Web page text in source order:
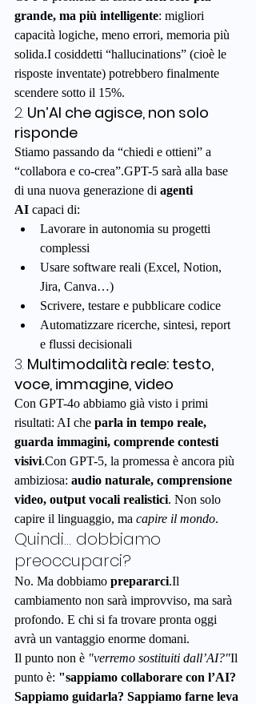
grande, ma più intelligente: migliori
capacità logiche, meno errori, memoria più
solida.I cosiddetti “hallucinations” (cioè le
risposte inventate) potrebbero finalmente
scendere sotto il 15%.
2. Un’AI che agisce, non solo
risponde
Stiamo passando da “chiedi e ottieni” a
“collabora e co-crea”.GPT-5 sarà alla base
di una nuova generazione di agenti
AI capaci di:
Lavorare in autonomia su progetti
complessi
Usare software reali (Excel, Notion,
Jira, Canva…)
Scrivere, testare e pubblicare codice
Automatizzare ricerche, sintesi, report
e flussi decisionali
3. Multimodalità reale: testo,
voce, immagine, video
Con GPT-4o abbiamo già visto i primi
risultati: AI che parla in tempo reale,
guarda immagini, comprende contesti
visivi.Con GPT-5, la promessa è ancora più
ambiziosa: audio naturale, comprensione
video, output vocali realistici. Non solo
capire il linguaggio, ma capire il mondo.
Quindi... dobbiamo
preoccuparci?
No. Ma dobbiamo prepararci.Il
cambiamento non sarà improvviso, ma sarà
profondo. E chi si fa trovare pronta oggi
avrà un vantaggio enorme domani.
Il punto non è "verremo sostituiti dall’AI?"Il
punto è: "sappiamo collaborare con l’AI?
Sappiamo guidarla? Sappiamo farne leva